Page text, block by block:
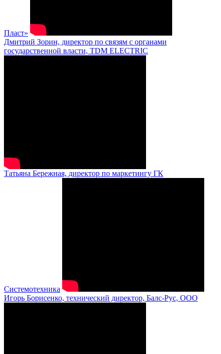
Пласт»
Дмитрий Зорин, директор по связям с органами
государственной власти, TDM ELECTRIC
Татьяна Бережная, директор по маркетингу ГК
Системотехника
Игорь Борисенко, технический директор, Балс-Рус, ООО